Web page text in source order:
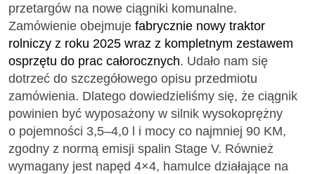
przetargów na nowe ciągniki komunalne.
Zamówienie obejmuje fabrycznie nowy traktor
rolniczy z roku 2025 wraz z kompletnym zestawem
osprzętu do prac całorocznych. Udało nam się
dotrzeć do szczegółowego opisu przedmiotu
zamówienia. Dlatego dowiedzieliśmy się, że ciągnik
powinien być wyposażony w silnik wysokoprężny
o pojemności 3,5–4,0 l i mocy co najmniej 90 KM,
zgodny z normą emisji spalin Stage V. Również
wymagany jest napęd 4×4, hamulce działające na